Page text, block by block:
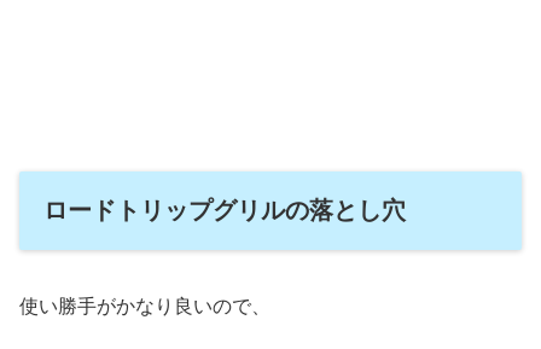
ロードトリップグリルの落とし穴
使い勝手がかなり良いので、